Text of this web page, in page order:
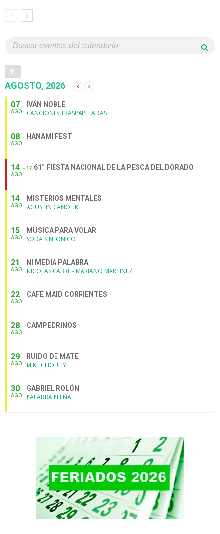
AGOSTO, 2026
07
AGO
IVÁN NOBLE
CANCIONES TRASPAPELADAS
08
AGO
HANAMI FEST
14
AGO
17 61° FIESTA NACIONAL DE LA PESCA DEL DORADO
14
AGO
MISTERIOS MENTALES
AGUSTÍN CANOLIK
15
AGO
MUSICA PARA VOLAR
SODA SINFONICO
21
AGO
NI MEDIA PALABRA
NICOLAS CABRE - MARIANO MARTINEZ
22
AGO
CAFE MAID CORRIENTES
28
AGO
CAMPEDRINOS
29
AGO
RUIDO DE MATE
MIKE CHOUHY
30
AGO
GABRIEL ROLÓN
PALABRA PLENA